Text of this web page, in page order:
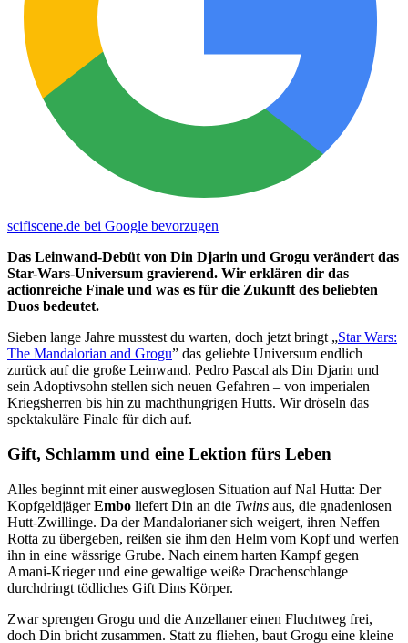
scifiscene.de bei Google bevorzugen
Das Leinwand-Debüt von Din Djarin und Grogu verändert das
Star-Wars-Universum gravierend. Wir erklären dir das
actionreiche Finale und was es für die Zukunft des beliebten
Duos bedeutet.
Sieben lange Jahre musstest du warten, doch jetzt bringt „Star Wars:
The Mandalorian and Grogu” das geliebte Universum endlich
zurück auf die große Leinwand. Pedro Pascal als Din Djarin und
sein Adoptivsohn stellen sich neuen Gefahren – von imperialen
Kriegsherren bis hin zu machthungrigen Hutts. Wir dröseln das
spektakuläre Finale für dich auf.
Gift, Schlamm und eine Lektion fürs Leben
Alles beginnt mit einer ausweglosen Situation auf Nal Hutta: Der
KopfgeldjägerEmbo liefert Din an die Twins aus, die gnadenlosen
Hutt-Zwillinge. Da der Mandalorianer sich weigert, ihren Neffen
Rotta zu übergeben, reißen sie ihm den Helm vom Kopf und werfen
ihn in eine wässrige Grube. Nach einem harten Kampf gegen
Amani-Krieger und eine gewaltige weiße Drachenschlange
durchdringt tödliches Gift Dins Körper.
Zwar sprengen Grogu und die Anzellaner einen Fluchtweg frei,
doch Din bricht zusammen. Statt zu fliehen, baut Grogu eine kleine